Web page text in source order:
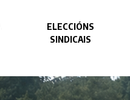
ELECCIÓNS
SINDICAIS